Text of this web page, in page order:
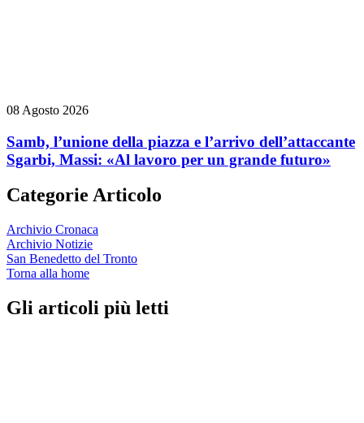
08 Agosto 2026
Samb, l’unione della piazza e l’arrivo dell’attaccante
Sgarbi, Massi: «Al lavoro per un grande futuro»
Categorie Articolo
Archivio Cronaca
Archivio Notizie
San Benedetto del Tronto
Torna alla home
Gli articoli più letti